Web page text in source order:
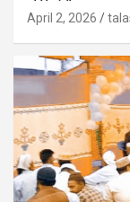
April 2, 2026